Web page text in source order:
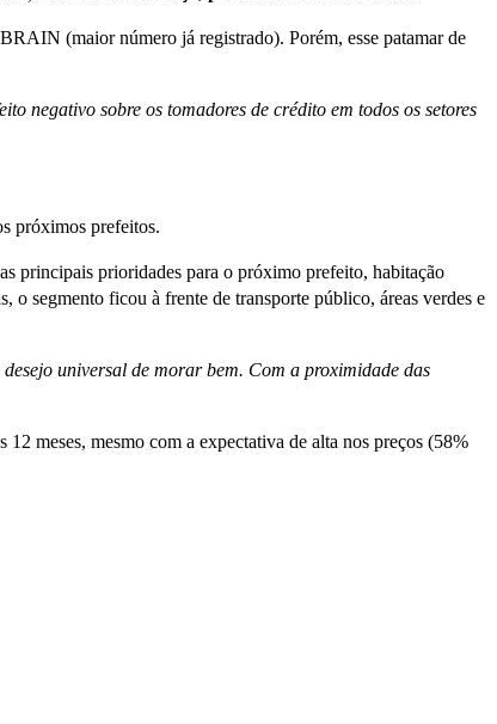
(maior número já registrado). Porém, esse patamar de
negativo sobre os tomadores de crédito em todos os setores
próximos prefeitos.
principais prioridades para o próximo prefeito, habitação
o segmento ficou à frente de transporte público, áreas verdes e
universal de morar bem. Com a proximidade das
meses, mesmo com a expectativa de alta nos preços (58%